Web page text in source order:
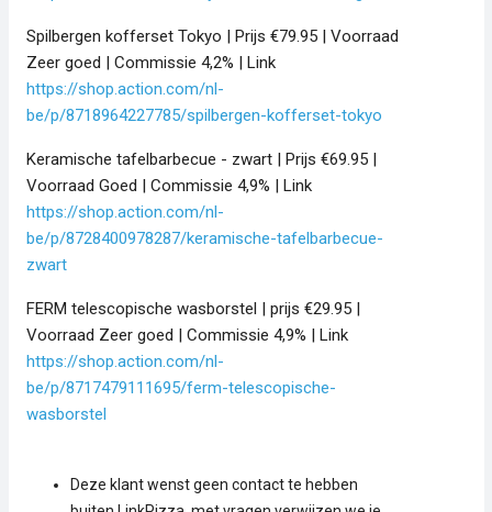
Spilbergen kofferset Tokyo | Prijs €79.95 | Voorraad
Zeer goed | Commissie 4,2% | Link
https://shop.action.com/nl-
be/p/8718964227785/spilbergen-kofferset-tokyo
Keramische tafelbarbecue - zwart | Prijs €69.95 |
Voorraad Goed | Commissie 4,9% | Link
https://shop.action.com/nl-
be/p/8728400978287/keramische-tafelbarbecue-
zwart
FERM telescopische wasborstel | prijs €29.95 |
Voorraad Zeer goed | Commissie 4,9% | Link
https://shop.action.com/nl-
be/p/8717479111695/ferm-telescopische-
wasborstel
Deze klant wenst geen contact te hebben